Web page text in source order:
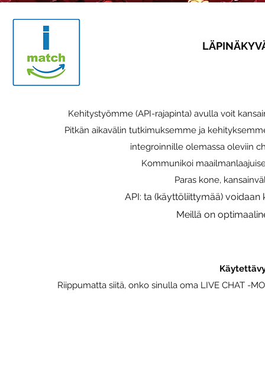
Kehitystyömme (API-rajapinta) avulla voit
Pitkän aikavälin tutkimuksemme ja
integroinnille olemassa oleviin
Kommunikoi
Paras kone,
API: ta (käyttöliittymää)
Meillä on
Riippumatta siitä, onko sinulla oma LIVE CHAT -